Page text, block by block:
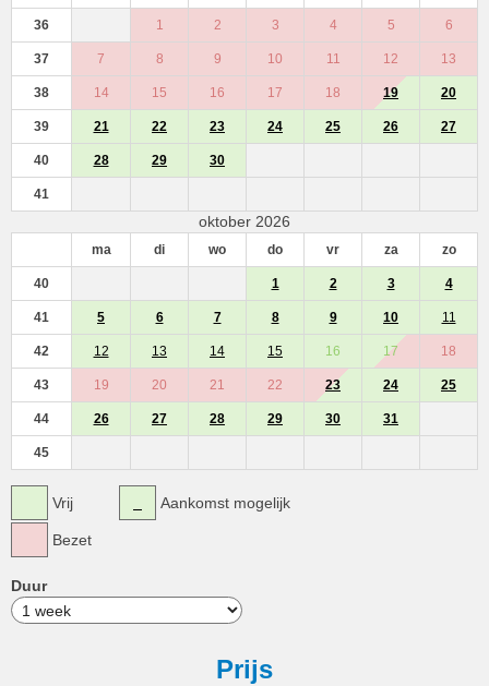
36 1 2 3 4 5 6
37 7 8 9 10 11 12 13
38 14 15 16 17 18 19 20
39 21 22 23 24 25 26 27
40 28 29 30
41
oktober 2026
ma di wo do vr za zo
40 1 2 3 4
41 5 6 7 8 9 10 11
42 12 13 14 15 16 17 18
43 19 20 21 22 23 24 25
44 26 27 28 29 30 31
45
Vrij
Bezet
Aankomst mogelijk
Duur
Prijs